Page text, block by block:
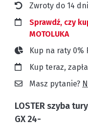
Zwroty do 14 dni
Sprawdź, czy
MOTOLUKA
Kup na raty 0%
Kup teraz,
Masz pytanie?
LOSTERszyba
GX 24-